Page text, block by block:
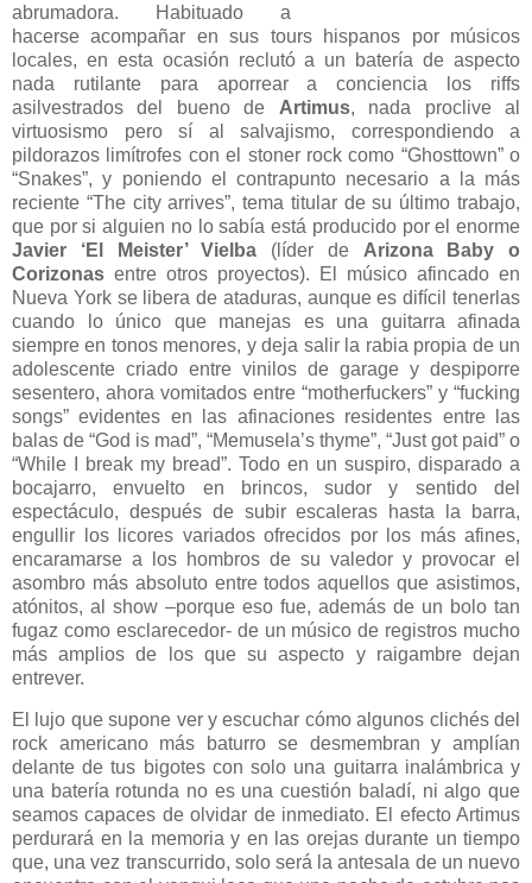
abrumadora. Habituado a
hacerse acompañar en sus tours hispanos por músicos
locales, en esta ocasión reclutó a un batería de aspecto
nada rutilante para aporrear a conciencia los riffs
asilvestrados del bueno de Artimus, nada proclive al
virtuosismo pero sí al salvajismo, correspondiendo a
pildorazos limítrofes con el stoner rock como “Ghosttown” o
“Snakes”, y poniendo el contrapunto necesario a la más
reciente “The city arrives”, tema titular de su último trabajo,
que por si alguien no lo sabía está producido por el enorme
Javier ‘El Meister’ Vielba (líder de Arizona Baby o
Corizonas entre otros proyectos). El músico afincado en
Nueva York se libera de ataduras, aunque es difícil tenerlas
cuando lo único que manejas es una guitarra afinada
siempre en tonos menores, y deja salir la rabia propia de un
adolescente criado entre vinilos de garage y despiporre
sesentero, ahora vomitados entre “motherfuckers” y “fucking
songs” evidentes en las afinaciones residentes entre las
balas de “God is mad”, “Memusela’s thyme”, “Just got paid” o
“While I break my bread”. Todo en un suspiro, disparado a
bocajarro, envuelto en brincos, sudor y sentido del
espectáculo, después de subir escaleras hasta la barra,
engullir los licores variados ofrecidos por los más afines,
encaramarse a los hombros de su valedor y provocar el
asombro más absoluto entre todos aquellos que asistimos,
atónitos, al show –porque eso fue, además de un bolo tan
fugaz como esclarecedor- de un músico de registros mucho
más amplios de los que su aspecto y raigambre dejan
entrever.
El lujo que supone ver y escuchar cómo algunos clichés del
rock americano más baturro se desmembran y amplían
delante de tus bigotes con solo una guitarra inalámbrica y
una batería rotunda no es una cuestión baladí, ni algo que
seamos capaces de olvidar de inmediato. El efecto Artimus
perdurará en la memoria y en las orejas durante un tiempo
que, una vez transcurrido, solo será la antesala de un nuevo